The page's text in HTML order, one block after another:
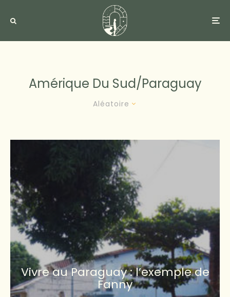
Amérique Du Sud/paraguay
Aléatoire
Vivre au Paraguay : l’exemple de
Fanny